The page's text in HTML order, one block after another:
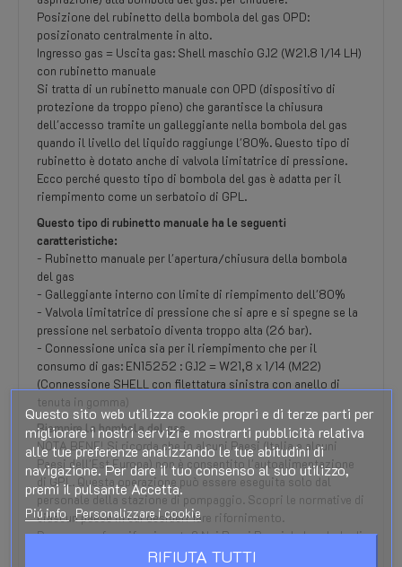
Posizione del rubinetto della bombola del gas OPD:
posizionato centralmente in alto.
Ingresso gas = Uscita gas: Shell maschio G.12 (W21.8 1/14 LH)
con rubinetto manuale
Si tratta di un rubinetto manuale con OPD (dispositivo di
protezione da troppo pieno) che garantisce la chiusura
dell'accesso tramite un galleggiante nella bombola del gas
quando il livello del liquido raggiunge l'80%. Questo tipo di
rubinetto è dotato anche di valvola limitatrice di pressione.
Ecco perché questo tipo di bombola del gas è adatta per il
riempimento come un serbatoio di GPL.
Questo tipo di rubinetto manuale ha le seguenti
caratteristiche:
- Rubinetto manuale per l'apertura/chiusura della bombola
del gas
- Galleggiante interno con limite di riempimento dell'80%
- Valvola limitatrice di pressione che si apre e si spegne se la
pressione nel serbatoio diventa troppo alta (26 bar).
- Connessione unica sia per il riempimento che per il
consumo di gas: EN15252 : G.12 = W21,8 x 1/14 (M22)
(Connessione SHELL con filettatura sinistra con anello di
tenuta in gomma)
Riempire la bombola del gas
NOTA BENE! Si ricorda che in alcuni Paesi (Italia e alcuni
Paesi dell'Est Europa) non è consentito l'autoalimentazione
di GPL. Questa operazione può essere eseguita solo dal
personale della stazione di pompaggio. Scopri le normative di
ciascun paese in cui desideri fare rifornimento.
Dove posso fare rifornimento? Nei Paesi Bassi, le bombole di
gas non possono essere riempite direttamente sulla bombola
Questo sito web utilizza cookie propri e di terze parti per
migliorare i nostri servizi e mostrarti pubblicità relativa
alle tue preferenze analizzando le tue abitudini di
navigazione. Per dare il tuo consenso al suo utilizzo,
premi il pulsante Accetta.
Piú info Personalizzare i cookie
RIFIUTA TUTTI